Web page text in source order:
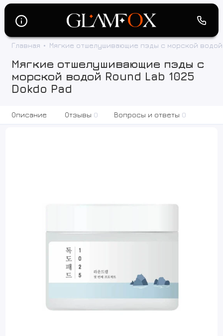
Главная Мягкие отшелушивающие пэды с морской водой
Мягкие отшелушивающие пэды с
морской водой Round Lab 1025
Dokdo Pad
Описание Отзывы 0 Вопросы и ответы 0